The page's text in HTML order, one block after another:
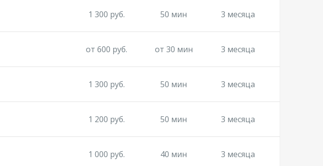
1 300 руб. 50 мин 3 месяца
от 600 руб. от 30 мин 3 месяца
1 300 руб. 50 мин 3 месяца
1 200 руб. 50 мин 3 месяца
1 000 руб. 40 мин 3 месяца